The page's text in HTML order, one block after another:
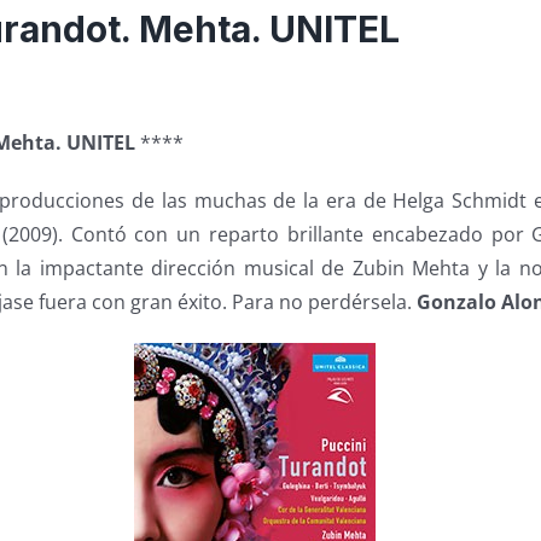
Mehta. UNITEL
UNITEL****
de las muchas de la era de Helga Schmidt
Contó con un reparto brillante encabezado por
la impactante dirección musical de Zubin Mehta y la
fuera con gran éxito. Para no perdérsela. Gonzalo